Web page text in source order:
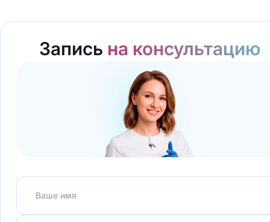
Запись на консультацию
Ваше имя